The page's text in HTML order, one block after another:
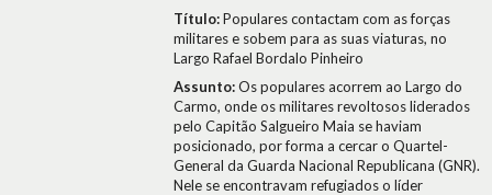
Título:Populares contactam com as forças
militares e sobem para as suas viaturas, no
Largo Rafael Bordalo Pinheiro
Assunto:Os populares acorrem ao Largo do
Carmo, onde os militares revoltosos liderados
pelo Capitão Salgueiro Maia se haviam
posicionado, por forma a cercar o Quartel-
General da Guarda Nacional Republicana (GNR).
Nele se encontravam refugiados o líder